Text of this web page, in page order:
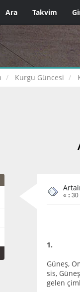
Ara Takvim
Kurgu Güncesi
« : 30
1.
Güneş,
sis,
gelen